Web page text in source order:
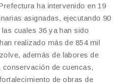
ha intervenido en 19
asignadas, ejecutando 90
cuales 36 ya han sido
realizado más de 854 mil
además de labores de
de cuencas,
de obras de